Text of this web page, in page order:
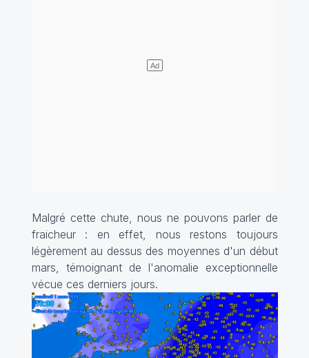
Malgré cette chute, nous ne pouvons parler de
fraicheur : en effet, nous restons toujours
légèrement au dessus des moyennes d'un début
mars, témoignant de l'anomalie exceptionnelle
vécue ces derniers jours.